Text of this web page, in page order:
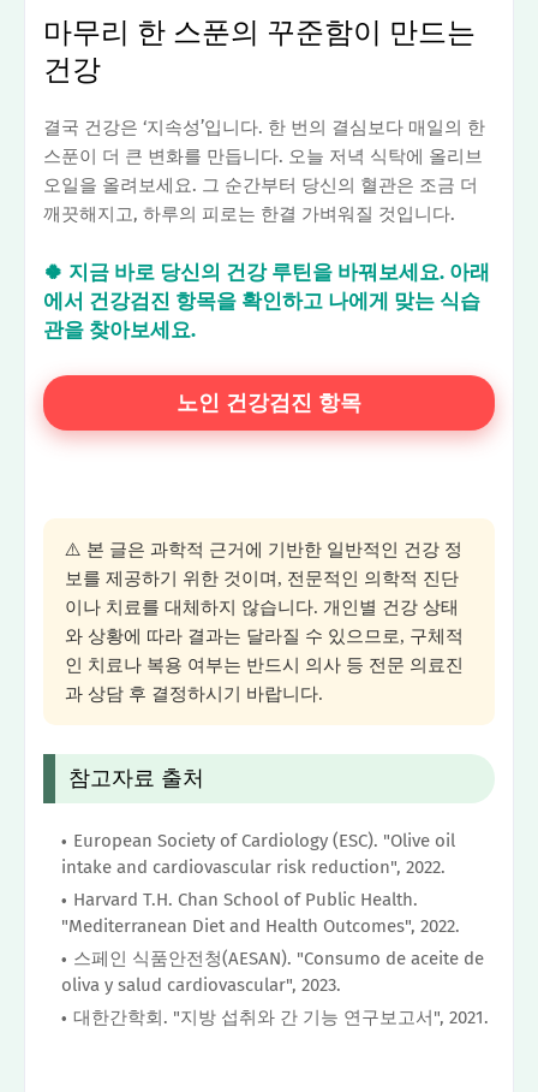
마무리 한 스푼의 꾸준함이 만드는
건강
결국 건강은 ‘지속성’입니다. 한 번의 결심보다 매일의 한
스푼이 더 큰 변화를 만듭니다. 오늘 저녁 식탁에 올리브
오일을 올려보세요. 그 순간부터 당신의 혈관은 조금 더
깨끗해지고, 하루의 피로는 한결 가벼워질 것입니다.
🍀 지금 바로 당신의 건강 루틴을 바꿔보세요. 아래
에서 건강검진 항목을 확인하고 나에게 맞는 식습
관을 찾아보세요.
노인 건강검진 항목
⚠️ 본 글은 과학적 근거에 기반한 일반적인 건강 정
보를 제공하기 위한 것이며, 전문적인 의학적 진단
이나 치료를 대체하지 않습니다. 개인별 건강 상태
와 상황에 따라 결과는 달라질 수 있으므로, 구체적
인 치료나 복용 여부는 반드시 의사 등 전문 의료진
과 상담 후 결정하시기 바랍니다.
참고자료 출처
European Society of Cardiology (ESC). "Olive oil
intake and cardiovascular risk reduction", 2022.
Harvard T.H. Chan School of Public Health.
"Mediterranean Diet and Health Outcomes", 2022.
스페인 식품안전청(AESAN). "Consumo de aceite de
oliva y salud cardiovascular", 2023.
대한간학회. "지방 섭취와 간 기능 연구보고서", 2021.